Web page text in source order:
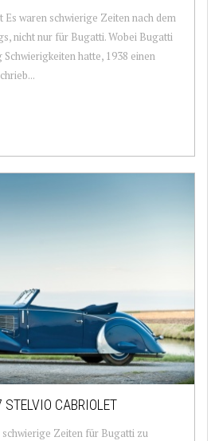
waren schwierige Zeiten nach dem
nicht nur für Bugatti. Wobei Bugatti
hatte, 1938 einen
CABRIOLET
Zeiten für Bugatti zu